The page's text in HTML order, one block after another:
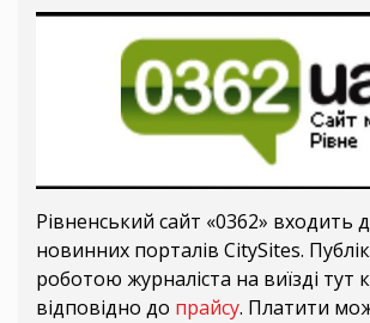
Рівненський сайт «0362» входить
новинних порталів CitySites.
роботою журналіста на виїзді тут
відповідно до прайсу. Платити